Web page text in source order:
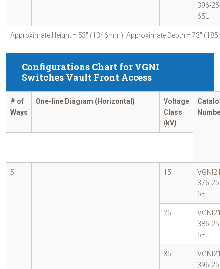
396-
65L
Approximate Height = 53″ (1346mm), Approximate Depth = 73″
Configurations Chart for VGNI
Switches Vault Front Access
# of
Ways
One-line Diagram (Horizontal)
Voltage
Class
(kV)
5 15
376-
5F
25
386-
5F
35
396-